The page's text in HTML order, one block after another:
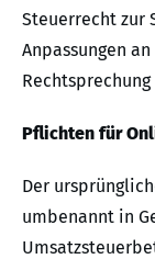
Steuerrecht zur
Anpassungen
Pflichten für
Der
umbenannt in